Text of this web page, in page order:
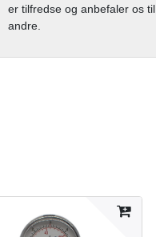
er tilfredse og anbefaler os til
andre.